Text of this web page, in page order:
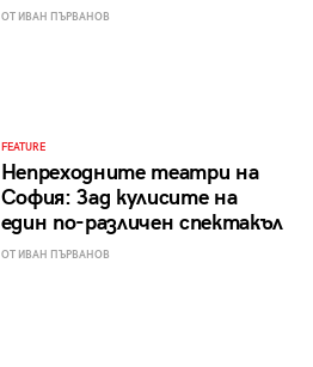
ОТ ИВАН ПЪРВАНОВ
FEATURE
Непреходните театри на
София: Зад кулисите на
един по-различен спектакъл
ОТ ИВАН ПЪРВАНОВ